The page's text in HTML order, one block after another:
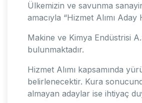
Ülkemizin ve savunma
amacıyla “Hizmet Alımı
Makine ve Kimya Endüstrisi
bulunmaktadır.
Hizmet Alımı kapsamında
belirlenecektir. Kura
almayan adaylar ise ihtiyaç